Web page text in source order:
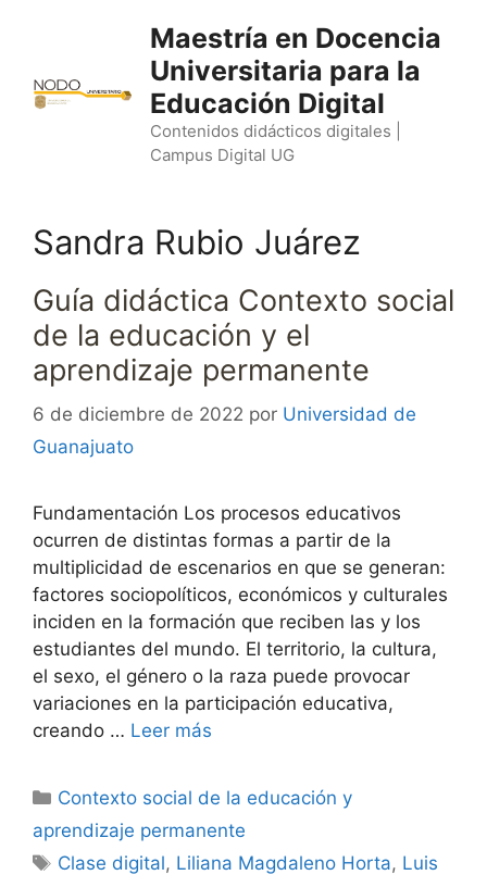
Maestría en Docencia
Universitaria para la
Educación Digital
Contenidos didácticos digitales |
Campus Digital UG
Sandra Rubio Juárez
Guía didáctica Contexto social
de la educación y el
aprendizaje permanente
6 de diciembre de 2022 por Universidad de
Guanajuato
Fundamentación Los procesos educativos
ocurren de distintas formas a partir de la
multiplicidad de escenarios en que se generan:
factores sociopolíticos, económicos y culturales
inciden en la formación que reciben las y los
estudiantes del mundo. El territorio, la cultura,
el sexo, el género o la raza puede provocar
variaciones en la participación educativa,
creando … Leer más
Categorías
Contexto social de la educación y
aprendizaje permanente
Etiquetas
Clase digital, Liliana Magdaleno Horta, Luis